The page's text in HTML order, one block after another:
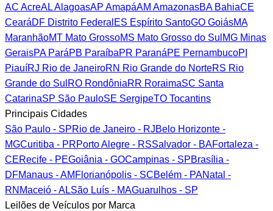
AC AcreALAlagoasAP AmapáAM AmazonasBABahiaCE
CearáDF Distrito Federal ES Espírito SantoGO GoiásMA
MaranhãoMT Mato GrossoMS Mato Grosso do Sul MG Minas
GeraisPAParáPB ParaíbaPR ParanáPE PernambucoPI
PiauíRJ Rio de JaneiroRN Rio Grande do NorteRS Rio
Grande do Sul RO RondôniaRR RoraimaSC Santa
CatarinaSP São PauloSE SergipeTO Tocantins
Principais Cidades
São Paulo - SPRio de Janeiro - RJBelo Horizonte -
MGCuritiba - PRPorto Alegre - RSSalvador - BAFortaleza -
CERecife - PEGoiânia - GOCampinas - SPBrasília -
DFManaus - AM Florianópolis - SCBelém - PANatal -
RN Maceió - ALSão Luís - MAGuarulhos - SP
Leilões de Veículos por Marca